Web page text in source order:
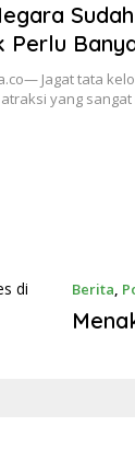
Perlu
Jagat tata
yang sangat
Berita,